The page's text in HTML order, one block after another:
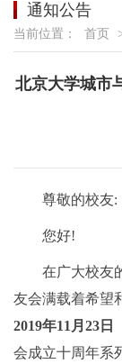
通知公告
当前位置： 首页
北京大学城市
尊敬的校友:
您好!
在广大校友
友会满载着希望
2019年11月23日
会成立十周年系